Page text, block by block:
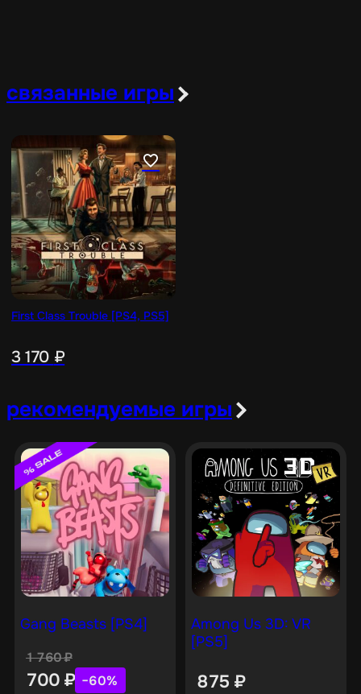
связанные игры
First Class Trouble [PS4, PS5]
3 170 ₽
рекомендуемые игры
Gang Beasts [PS4]
1 760₽
700 ₽ −60%
Among Us 3D: VR
[PS5]
875 ₽